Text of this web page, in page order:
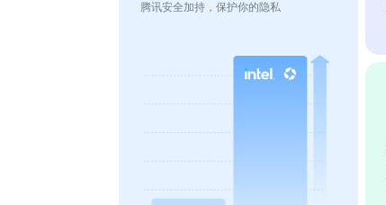
腾讯安全加持，保护你的隐私